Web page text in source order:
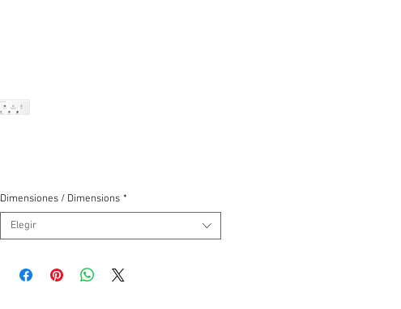
Dimensiones / Dimensions *
Elegir